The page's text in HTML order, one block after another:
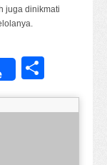
juga dinikmati